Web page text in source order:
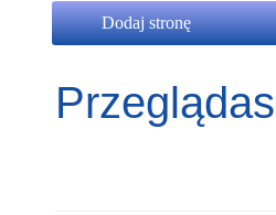
Dodaj stronę